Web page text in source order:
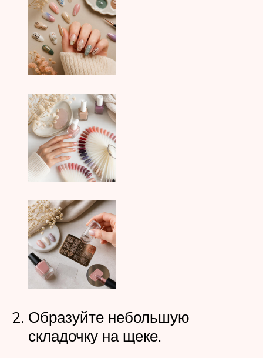
Образуйте небольшую
складочку на щеке.